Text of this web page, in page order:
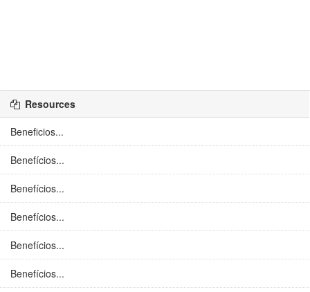
Resources
Beneficios...
Benefícios...
Benefícios...
Benefícios...
Benefícios...
Benefícios...